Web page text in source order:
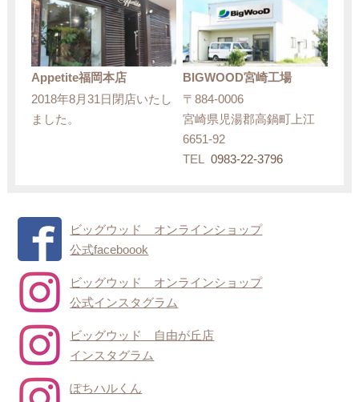
Appetite福岡本店
2018年8月31日閉店いたし
ました。
BIGWOOD宮崎工場
〒884-0006
宮崎県児湯郡高鍋町上江
6651-92
TEL 0983-22-3796
ビッグウッド オンラインショップ
公式faceboook
ビッグウッド オンラインショップ
公式インスタグラム
ビッグウッド 自由が丘店
インスタグラム
ぽちハルくん